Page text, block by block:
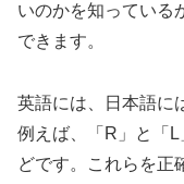
いのかを知っている
できます。
英語には、日本語に
例えば、「R」と「
どです。これらを正